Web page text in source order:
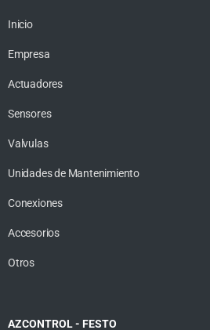
Inicio
Empresa
Actuadores
Sensores
Valvulas
Unidades de Mantenimiento
Conexiones
Accesorios
Otros
AZCONTROL - FESTO